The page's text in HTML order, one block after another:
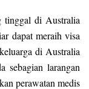
tinggal di Australia
dapat meraih visa
di Australia
sebagian larangan
perawatan medis